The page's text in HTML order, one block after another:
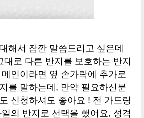
해서 잠깐 말씀드리고 싶은데
대로 다른 반지를 보호하는 반지
인이라면 옆 손가락에 추가로
를 말하는데, 만약 필요하신분
신청하셔도 좋아요 ! 전 가드링
의 반지로 선택을 했어요, 성격